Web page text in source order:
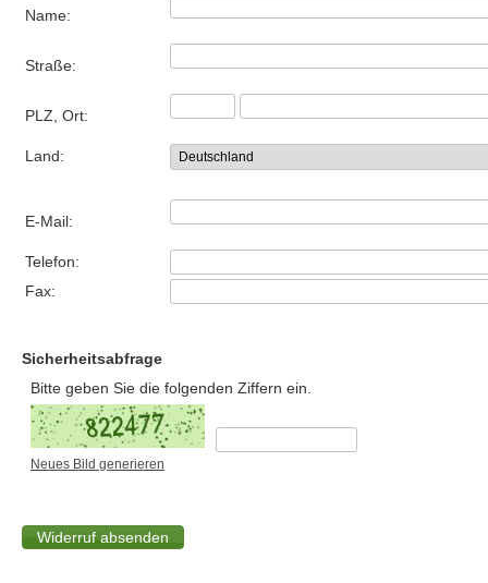
Name:
Straße:
PLZ, Ort:
Land:
E-Mail:
Telefon:
Fax:
Sicherheitsabfrage
Bitte geben Sie die folgenden Ziffern ein.
Neues Bild generieren